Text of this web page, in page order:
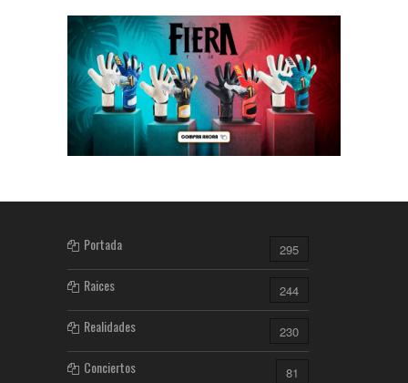
Portada 295
Raices 244
Realidades 230
Conciertos 81